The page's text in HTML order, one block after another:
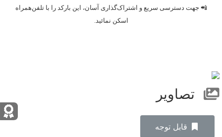
📲 جهت دسترسی سریع و اشتراک‌گذاری آسان، این بارکد را با تلفن‌همراه
اسکن نمائید.
تصاویر
‌قابل توجه